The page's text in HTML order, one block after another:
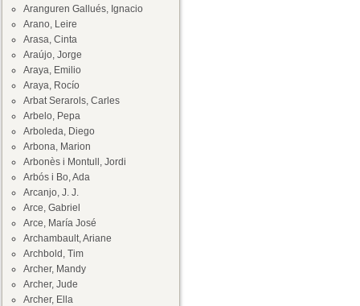
Aranguren Gallués, Ignacio
Arano, Leire
Arasa, Cinta
Araújo, Jorge
Araya, Emilio
Araya, Rocío
Arbat Serarols, Carles
Arbelo, Pepa
Arboleda, Diego
Arbona, Marion
Arbonès i Montull, Jordi
Arbós i Bo, Ada
Arcanjo, J. J.
Arce, Gabriel
Arce, María José
Archambault, Ariane
Archbold, Tim
Archer, Mandy
Archer, Jude
Archer, Ella